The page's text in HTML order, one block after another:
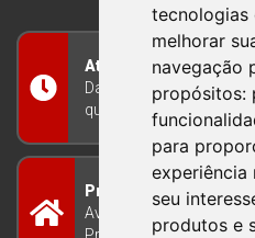
tecnologias
melhorar
navegação
propósitos:
para
experiência
seu
produtos e
Atendimento
Das 8h às 12h e das
quinta-feira, e nas
Prefeitura Municipal
Avenida Guilherme